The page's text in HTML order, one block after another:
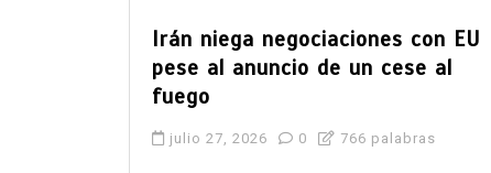
Irán niega negociaciones con EU
pese al anuncio de un cese al
fuego
julio 27, 2026 0 766 palabras